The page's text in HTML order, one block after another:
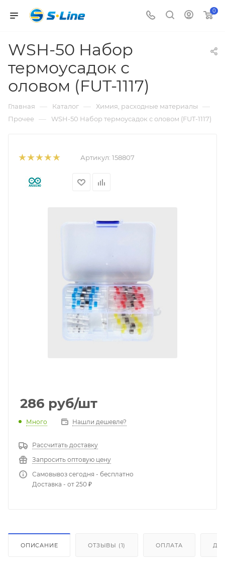
0
WSH-50 Набор
термоусадок с
оловом (FUT-1117)
Главная — Каталог — Химия, расходные материалы —
Прочее — WSH-50 Набор термоусадок с оловом (FUT-1117)
Артикул: 158807
286 руб/шт
Много Нашли дешевле?
Рассчитать доставку
Запросить оптовую цену
Самовывоз сегодня - бесплатно
Доставка - от 250 ₽
ОПИСАНИЕ ОТЗЫВЫ (1) ОПЛАТА